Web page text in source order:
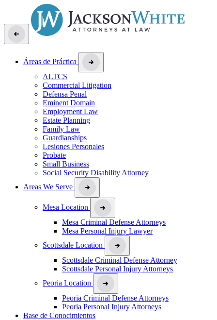
Áreas de Práctica
ALTCS
Commercial Litigation
Defensa Penal
Eminent Domain
Employment Law
Estate Planning
Family Law
Guardianships
Lesiones Personales
Probate
Small Business
Social Security Disability Attorney
Areas We Serve
Mesa Location
Mesa Criminal Defense Attorneys
Mesa Personal Injury Lawyer
Scottsdale Location
Scottsdale Criminal Defense Attorney
Scottsdale Personal Injury Attorneys
Peoria Location
Peoria Criminal Defense Attorneys
Peoria Personal Injury Attorneys
Base de Conocimientos